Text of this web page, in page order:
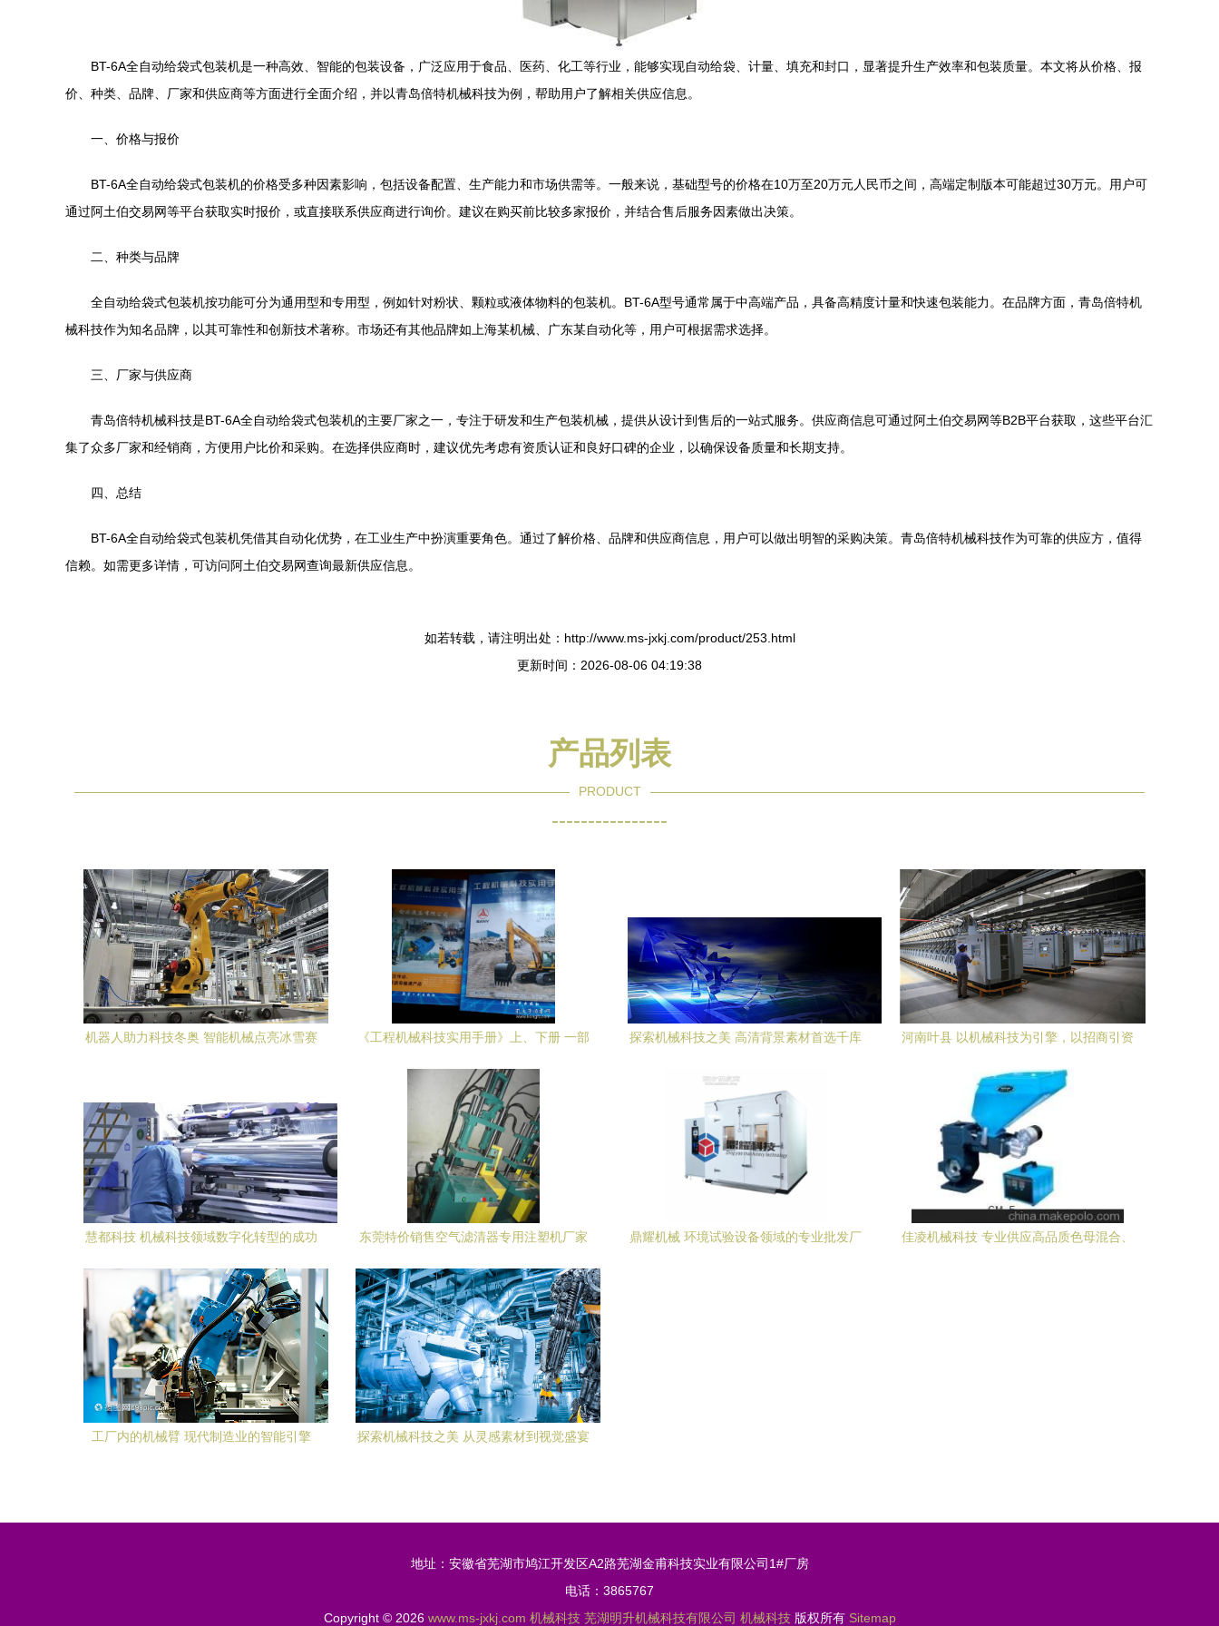
BT-6A全自动给袋式包装机是一种高效、智能的包装设备，广泛应用于食品、医药、化工等行业，能够实现自动给袋、计量、填充和封口，显著提升生产效率和包装质量。本文将从价格、报
价、种类、品牌、厂家和供应商等方面进行全面介绍，并以青岛倍特机械科技为例，帮助用户了解相关供应信息。
一、价格与报价
BT-6A全自动给袋式包装机的价格受多种因素影响，包括设备配置、生产能力和市场供需等。一般来说，基础型号的价格在10万至20万元人民币之间，高端定制版本可能超过30万元。用户可
通过阿土伯交易网等平台获取实时报价，或直接联系供应商进行询价。建议在购买前比较多家报价，并结合售后服务因素做出决策。
二、种类与品牌
全自动给袋式包装机按功能可分为通用型和专用型，例如针对粉状、颗粒或液体物料的包装机。BT-6A型号通常属于中高端产品，具备高精度计量和快速包装能力。在品牌方面，青岛倍特机
械科技作为知名品牌，以其可靠性和创新技术著称。市场还有其他品牌如上海某机械、广东某自动化等，用户可根据需求选择。
三、厂家与供应商
青岛倍特机械科技是BT-6A全自动给袋式包装机的主要厂家之一，专注于研发和生产包装机械，提供从设计到售后的一站式服务。供应商信息可通过阿土伯交易网等B2B平台获取，这些平台汇
集了众多厂家和经销商，方便用户比价和采购。在选择供应商时，建议优先考虑有资质认证和良好口碑的企业，以确保设备质量和长期支持。
四、总结
BT-6A全自动给袋式包装机凭借其自动化优势，在工业生产中扮演重要角色。通过了解价格、品牌和供应商信息，用户可以做出明智的采购决策。青岛倍特机械科技作为可靠的供应方，值得
信赖。如需更多详情，可访问阿土伯交易网查询最新供应信息。
如若转载，请注明出处：http://www.ms-jxkj.com/product/253.html
更新时间：2026-08-06 04:19:38
产品列表
PRODUCT
----------------
机器人助力科技冬奥 智能机械点亮冰雪赛
《工程机械科技实用手册》上、下册 一部
探索机械科技之美 高清背景素材首选千库
河南叶县 以机械科技为引擎，以招商引资
慧都科技 机械科技领域数字化转型的成功
东莞特价销售空气滤清器专用注塑机厂家
鼎耀机械 环境试验设备领域的专业批发厂
佳凌机械科技 专业供应高品质色母混合、
工厂内的机械臂 现代制造业的智能引擎 探索机械科技之美 从灵感素材到视觉盛宴
地址：安徽省芜湖市鸠江开发区A2路芜湖金甫科技实业有限公司1#厂房
电话：3865767
Copyright © 2026 www.ms-jxkj.com 机械科技 芜湖明升机械科技有限公司 机械科技版权所有 Sitemap